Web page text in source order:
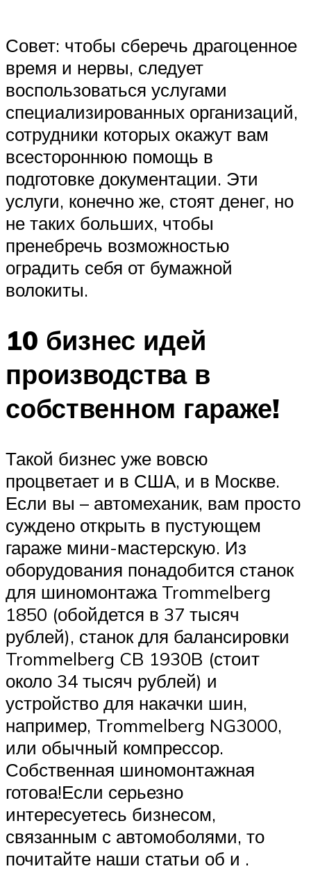
Совет: чтобы сберечь драгоценное
время и нервы, следует
воспользоваться услугами
специализированных организаций,
сотрудники которых окажут вам
всестороннюю помощь в
подготовке документации. Эти
услуги, конечно же, стоят денег, но
не таких больших, чтобы
пренебречь возможностью
оградить себя от бумажной
волокиты.
10 бизнес идей
производства в
собственном гараже!
Такой бизнес уже вовсю
процветает и в США, и в Москве.
Если вы – автомеханик, вам просто
суждено открыть в пустующем
гараже мини-мастерскую. Из
оборудования понадобится станок
для шиномонтажа Trommelberg
1850 (обойдется в 37 тысяч
рублей), станок для балансировки
Trommelberg CB 1930B (стоит
около 34 тысяч рублей) и
устройство для накачки шин,
например, Trommelberg NG3000,
или обычный компрессор.
Собственная шиномонтажная
готова!Если серьезно
интересуетесь бизнесом,
связанным с автомоболями, то
почитайте наши статьи об и .